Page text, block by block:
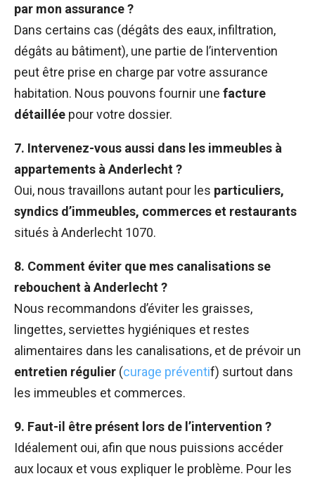
par mon assurance ?
Dans certains cas (dégâts des eaux, infiltration,
dégâts au bâtiment), une partie de l’intervention
peut être prise en charge par votre assurance
habitation. Nous pouvons fournir une facture
détaillée pour votre dossier.
7. Intervenez-vous aussi dans les immeubles à
appartements à Anderlecht ?
Oui, nous travaillons autant pour les particuliers,
syndics d’immeubles, commerces et restaurants
situés à Anderlecht 1070.
8. Comment éviter que mes canalisations se
rebouchent à Anderlecht ?
Nous recommandons d’éviter les graisses,
lingettes, serviettes hygiéniques et restes
alimentaires dans les canalisations, et de prévoir un
entretien régulier (curage préventif) surtout dans
les immeubles et commerces.
9. Faut-il être présent lors de l’intervention ?
Idéalement oui, afin que nous puissions accéder
aux locaux et vous expliquer le problème. Pour les